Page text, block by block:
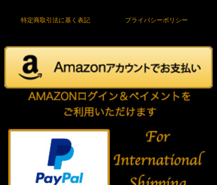
特定商取引法に基く表記 プライバシーポリシー